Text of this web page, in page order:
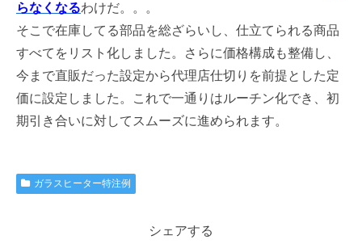
らなくなるわけだ。。。
そこで在庫してる部品を総ざらいし、仕立てられる商品
すべてをリスト化しました。さらに価格構成も整備し、
今まで直販だった設定から代理店仕切りを前提とした定
価に設定しました。これで一通りはルーチン化でき、初
期引き合いに対してスムーズに進められます。
ガラスヒーター特注例
シェアする